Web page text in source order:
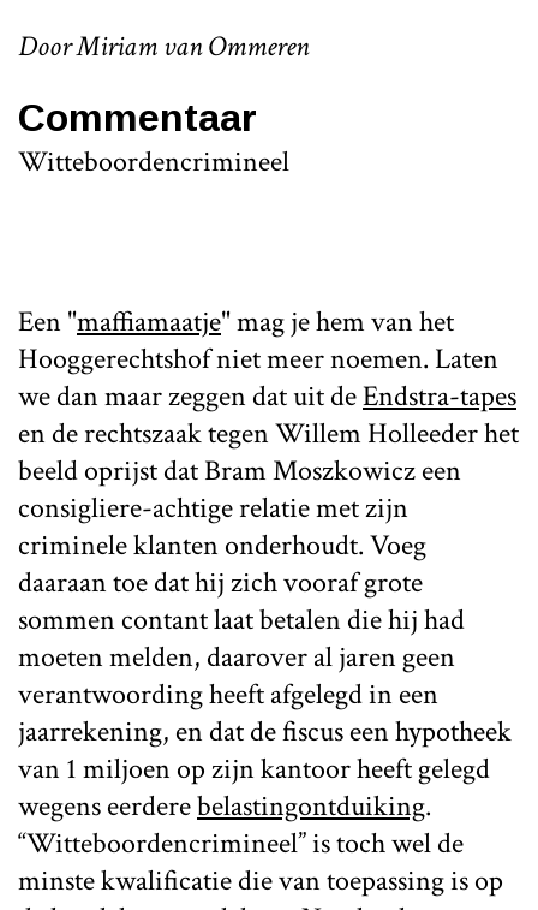
Door Miriam van Ommeren
Commentaar
Witteboordencrimineel
Een "maffiamaatje" mag je hem van het
Hooggerechtshof niet meer noemen. Laten
we dan maar zeggen dat uit deEndstra-tapes
en de rechtszaak tegen Willem Holleeder het
beeld oprijst dat Bram Moszkowicz een
consigliere-achtige relatie met zijn
criminele klanten onderhoudt. Voeg
daaraan toe dat hij zich vooraf grote
sommen contant laat betalen die hij had
moeten melden, daarover al jaren geen
verantwoording heeft afgelegd in een
jaarrekening, en dat de fiscus een hypotheek
van 1 miljoen op zijn kantoor heeft gelegd
wegens eerderebelastingontduiking.
“Witteboordencrimineel” is toch wel de
minste kwalificatie die van toepassing is op